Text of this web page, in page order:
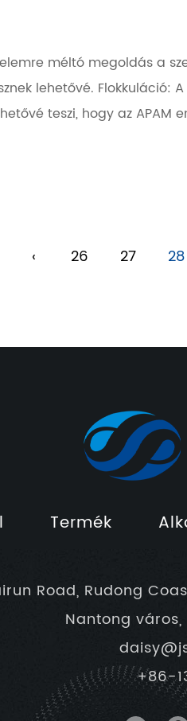
méltó megoldás a
lehetővé. Flokkuláció:
teszi, hogy az APAM
‹ 26 27 28
Termék
Road, Rudong
Nantong
+86-